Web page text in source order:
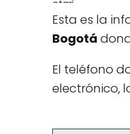
Esta es la
Bogotá
El teléfono
electrónico,